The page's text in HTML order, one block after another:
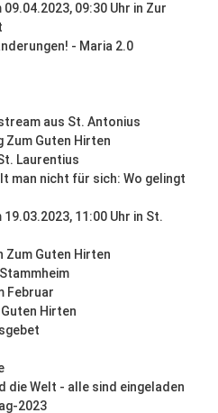
09:30 Uhr in Zur
- Maria 2.0
aus St. Antonius
Zum Guten Hirten
Laurentius
man nicht für sich: Wo gelingt
11:00 Uhr in St.
Zum Guten Hirten
Februar
Hirten
die Welt - alle sind eingeladen
2023